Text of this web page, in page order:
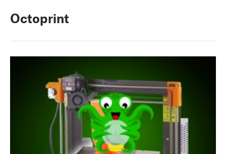
Octoprint